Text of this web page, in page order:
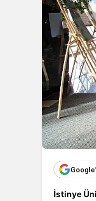
İstinye